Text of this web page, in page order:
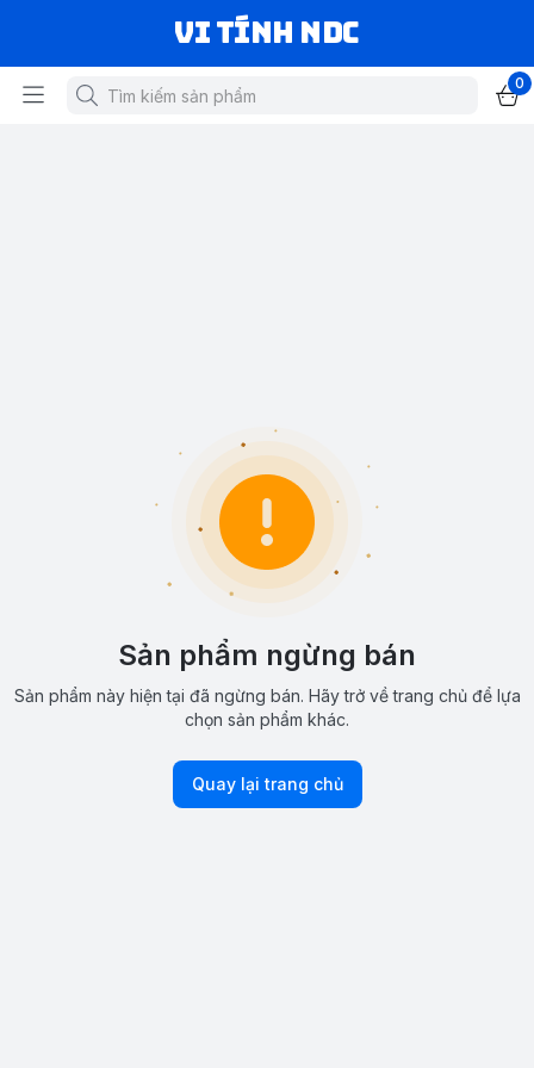
VI TÍNH NDC
0
Sản phẩm ngừng bán
Sản phẩm này hiện tại đã ngừng bán. Hãy trở về trang chủ để lựa
chọn sản phẩm khác.
Quay lại trang chủ